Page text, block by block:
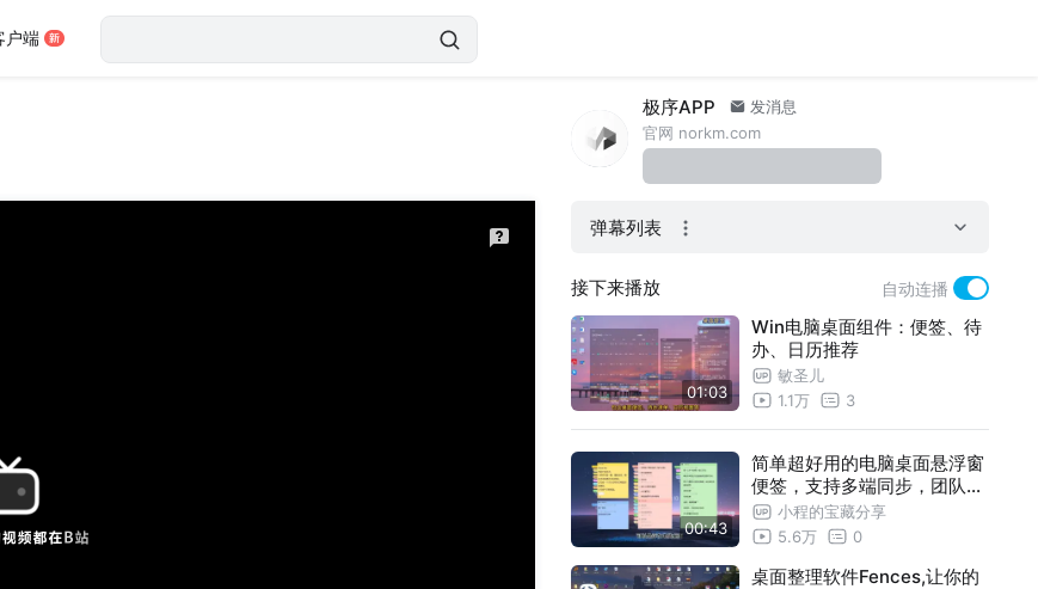
户端
极序APP
发消息
官网 norkm.com
弹幕列表
接下来播放 自动连播
01:03
Win电脑桌面组件：便签、待
办、日历推荐
敏圣儿
1.1万
3
00:43
简单超好用的电脑桌面悬浮窗
便签，支持多端同步，团队共
享编辑！
小程的宝藏分享
5.6万
0
桌面整理软件Fences,让你的